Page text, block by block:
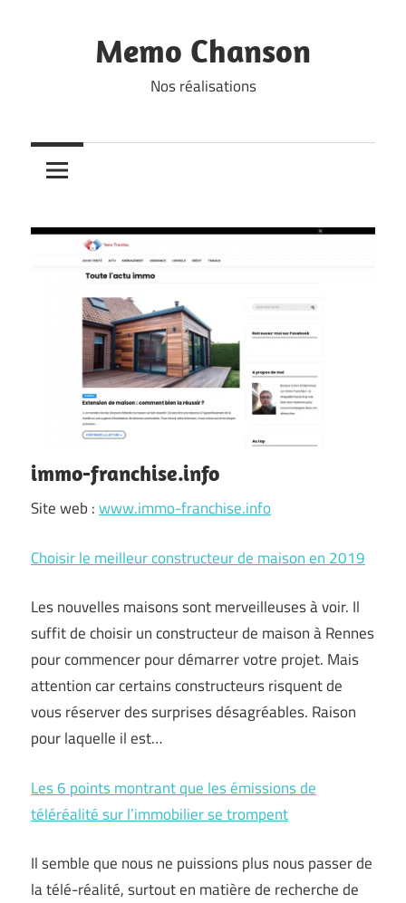
Memo Chanson
Nos réalisations
immo-franchise.info
Site web :www.immo-franchise.info
Choisir le meilleur constructeur de maison en 2019
Les nouvelles maisons sont merveilleuses à voir. Il
suffit de choisir un constructeur de maison à Rennes
pour commencer pour démarrer votre projet. Mais
attention car certains constructeurs risquent de
vous réserver des surprises désagréables. Raison
pour laquelle il est…
Les 6 points montrant que les émissions de
téléréalité sur l’immobilier se trompent
Il semble que nous ne puissions plus nous passer de
la télé-réalité, surtout en matière de recherche de